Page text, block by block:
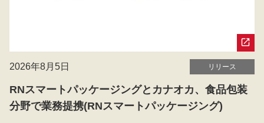
RNスマートパッケージングとカナオカ、食品包装
分野で業務提携(RNスマートパッケージング)
2026年8月5日 リリース